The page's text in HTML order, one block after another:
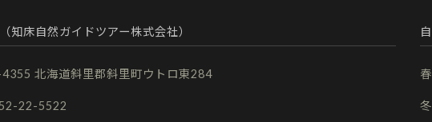
知床自然ガイドツアー株式会社）
北海道斜里郡斜里町ウトロ東284
22-5522